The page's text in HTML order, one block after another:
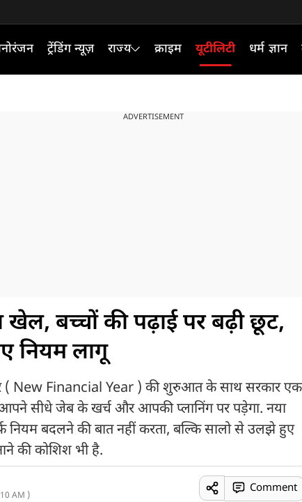
ट्रेंडिंग न्यूज़ राज्य क्राइम यूटीलिटी धर्म ज्ञान
ADVERTISEMENT
बच्चों की पढ़ाई पर बढ़ी छूट,
नियम लागू
( New Financial Year ) की शुरुआत के साथ सरकार एक
सीधे जेब के खर्च और आपकी प्लानिंग पर पड़ेगा. नया
बदलने की बात नहीं करता, बल्कि सालो से उलझे हुए
की कोशिश भी है.
AM )
Comment